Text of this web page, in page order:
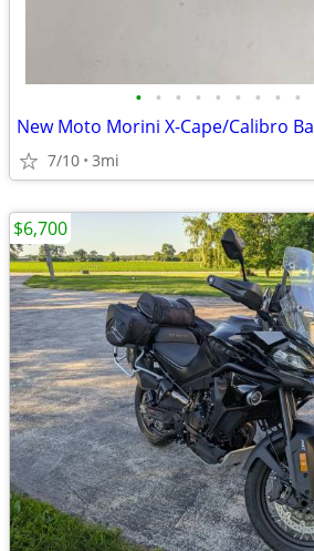
• • • • • • • • •
New Moto Morini X-Cape/Calibro
7/10 3mi
$6,700